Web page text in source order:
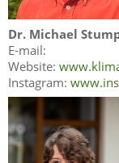
Dr. Michael
E-mail:
Website:
Instagram: